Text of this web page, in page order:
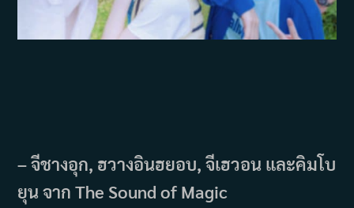
– จีชางอุก, ฮวางอินฮยอบ, จีเฮวอน และคิมโบ
ยุน จาก The Sound of Magic